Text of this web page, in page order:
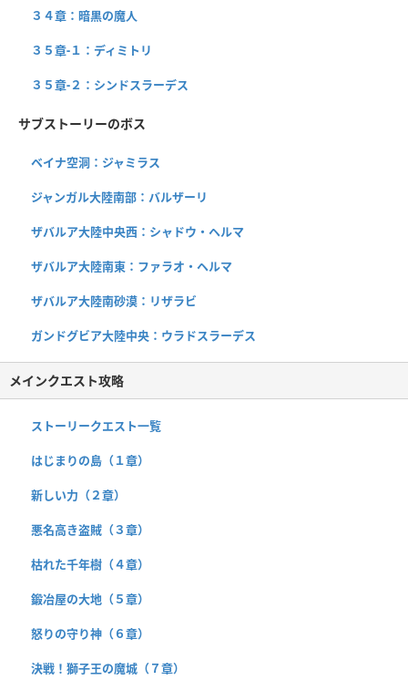
３４章：暗黒の魔人
３５章-１：ディミトリ
３５章-２：シンドスラーデス
サブストーリーのボス
ベイナ空洞：ジャミラス
ジャンガル大陸南部：バルザーリ
ザバルア大陸中央西：シャドウ・ヘルマ
ザバルア大陸南東：ファラオ・ヘルマ
ザバルア大陸南砂漠：リザラビ
ガンドグビア大陸中央：ウラドスラーデス
メインクエスト攻略
ストーリークエスト一覧
はじまりの島（１章）
新しい力（２章）
悪名高き盗賊（３章）
枯れた千年樹（４章）
鍛冶屋の大地（５章）
怒りの守り神（６章）
決戦！獅子王の魔城（７章）